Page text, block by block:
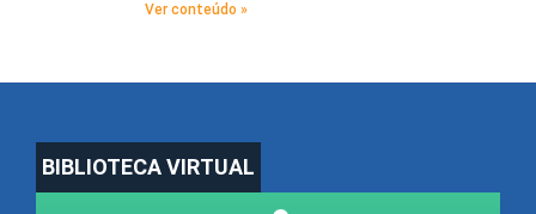
Ver conteúdo »
BIBLIOTECA VIRTUAL